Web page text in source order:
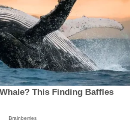
This Finding Baffles
Brainberries